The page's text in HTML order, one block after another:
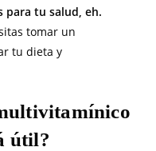
para tu salud, eh.
tomar un
tu dieta y
útil?